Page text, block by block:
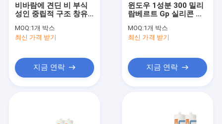
비바람에 견딘 비 부식
성인 중립적 구조 창유
MOQ:1개 박스
최신 가격 받기
지금 연락
윈도우 1성분 300 밀리
람베르트 Gp 실리콘 밀
MOQ:1개 박스
최신 가격 받기
지금 연락